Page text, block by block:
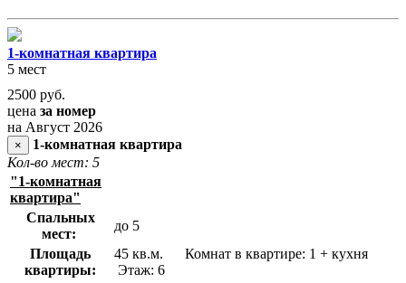
1-комнатная квартира
5 мест
2500 руб.
цена за номер
на Август 2026
×
1-комнатная квартира
Кол-во мест: 5
"1-комнатная
квартира"
Спальных
мест:
до 5
Площадь
квартиры:
45 кв.м. Комнат в квартире: 1 + кухня
Этаж: 6